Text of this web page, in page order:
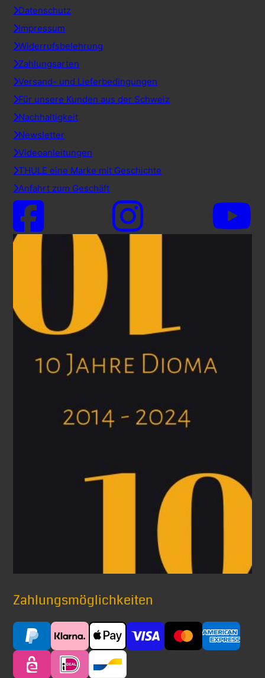
Datenschutz
Impressum
Widerrufsbelehrung
Zahlungsarten
Versand- und Lieferbedingungen
Für unsere Kunden aus der Schweiz
Nachhaltigkeit
Newsletter
Videoanleitungen
THULE eine Marke mit Geschichte
Anfahrt zum Geschäft
Zahlungsmöglichkeiten